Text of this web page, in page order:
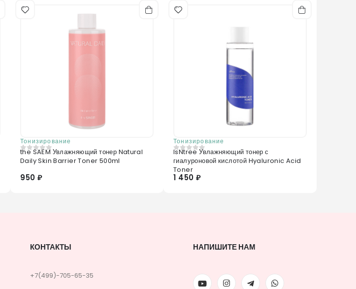
Тонизирование
0 из 5
the SAEM Увлажняющий тонер Natural
Daily Skin Barrier Toner 500ml
950 ₽
Тонизирование
0из 5
IsNtree Увлажняющий тонер с
гиалуроновой кислотой Hyaluronic Acid
Toner
1 450 ₽
КОНТАКТЫ
+7(499)-705-65-35
НАПИШИТЕ НАМ